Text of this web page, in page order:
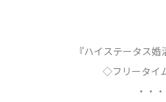
『ハイステータス婚
◇フリータイ
・・・